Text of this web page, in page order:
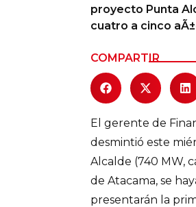
Columnas de Opinión
Calendario de Eventos
proyecto Punta
cuatro a cinco
COMPARTIR
El gerente de
desmintió este
Alcalde (740 MW,
de Atacama, se
presentarán la